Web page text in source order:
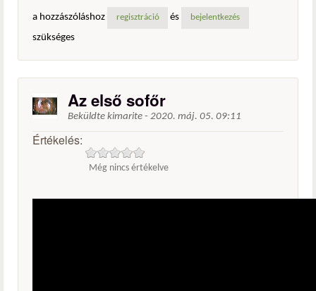
a hozzászóláshoz
regisztráció és bejelentkezés
szükséges
Az első sofőr
Beküldte kimarite - 2020. máj. 05. 09:11
Értékelés:
Még nincs értékelve